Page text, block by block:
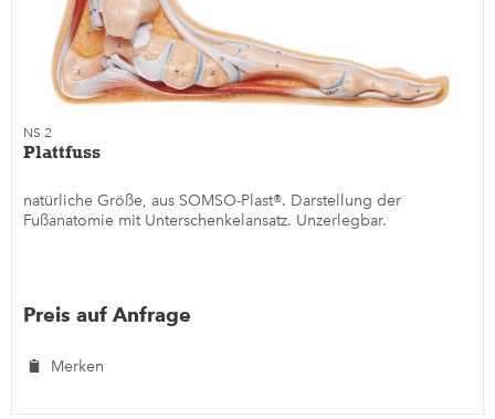
NS 2
Plattfuss
natürliche Größe, aus SOMSO-Plast®. Darstellung der
Fußanatomie mit Unterschenkelansatz. Unzerlegbar.
Preis auf Anfrage
Merken